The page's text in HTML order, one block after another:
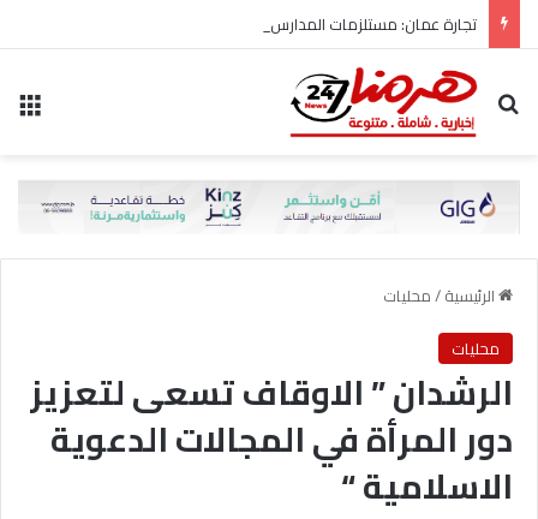
بحث عن
الرئيسية/محليات
محليات
‎الرشدان ” الاوقاف تسعى لتعزيز
دور المرأة في المجالات الدعوية
الاسلامية “